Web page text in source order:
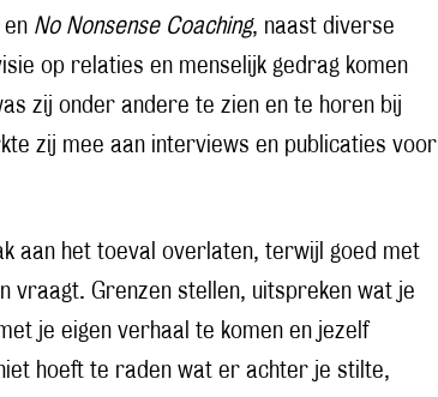
en No Nonsense Coaching, naast diverse
op relaties en menselijk gedrag komen
zij onder andere te zien en te horen bij
zij mee aan interviews en publicaties voor
aan het toeval overlaten, terwijl goed met
vraagt. Grenzen stellen, uitspreken wat je
je eigen verhaal te komen en jezelf
hoeft te raden wat er achter je stilte,